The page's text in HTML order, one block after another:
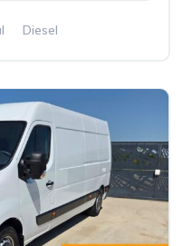
Diesel